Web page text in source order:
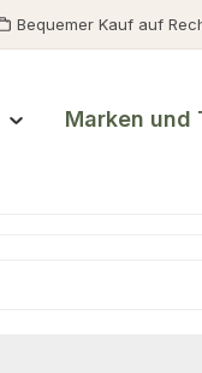
Bequemer Kauf auf
Marken und